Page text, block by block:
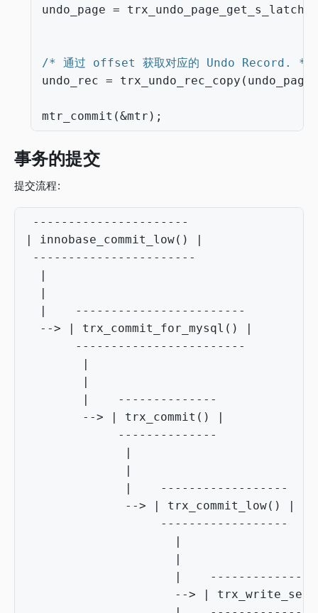
undo_page = trx_undo_page_get_s_latched
/* 通过 offset 获取对应的 Undo Record. */
undo_rec = trx_undo_rec_copy ( undo_page
mtr_commit (&mtr );
事务的提交
提交流程:
----------------------
innobase_commit_low()
-----------------------
------------------------
-->
trx_commit_for_mysql ()
------------------------
--------------
-->
trx_commit ()
--------------
------------------
-->
trx_commit_low()
------------------
-->